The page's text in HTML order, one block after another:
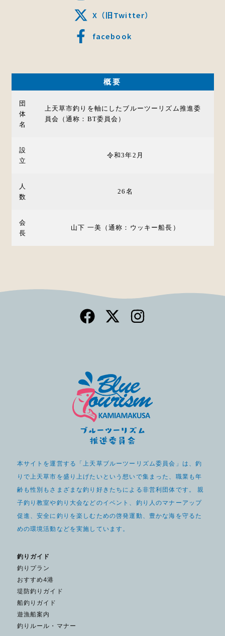
X（旧Twitter）
facebook
概要
団
体
名
上天草市釣りを軸にしたブルーツーリズム推進委
員会（通称：BT委員会）
設
立
令和3年2月
人
数
26名
会
長
山下 一美（通称：ウッキー船長）
本サイトを運営する「上天草ブルーツーリズム委員会」は、釣
りで上天草市を盛り上げたいという想いで集まった、職業も年
齢も性別もさまざまな釣り好きたちによる非営利団体です。 親
子釣り教室や釣り大会などのイベント、釣り人のマナーアップ
促進、安全に釣りを楽しむための啓発運動、豊かな海を守るた
めの環境活動などを実施しています。
釣りガイド
釣りプラン
おすすめ4港
堤防釣りガイド
船釣りガイド
遊漁船案内
釣りルール・マナー